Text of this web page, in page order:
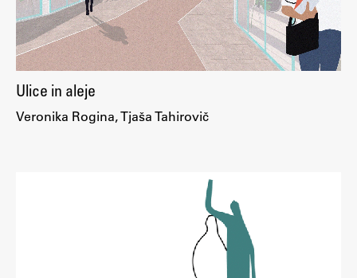
Ulice in aleje
Veronika Rogina, Tjaša Tahirovič